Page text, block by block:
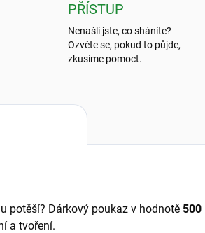
PŘÍSTUP
Nenašli jste, co sháníte?
Ozvěte se, pokud to půjde,
zkusíme pomoct.
potěší? Dárkový poukaz v hodnotě 500
a tvoření.